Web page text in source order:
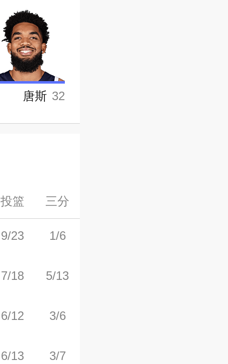
唐斯 32
投篮
9/23
7/18
6/12
6/13
三分
1/6
5/13
3/6
3/7